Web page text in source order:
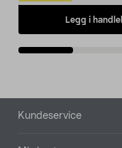
Legg i
Bunntekst
Kundeservice